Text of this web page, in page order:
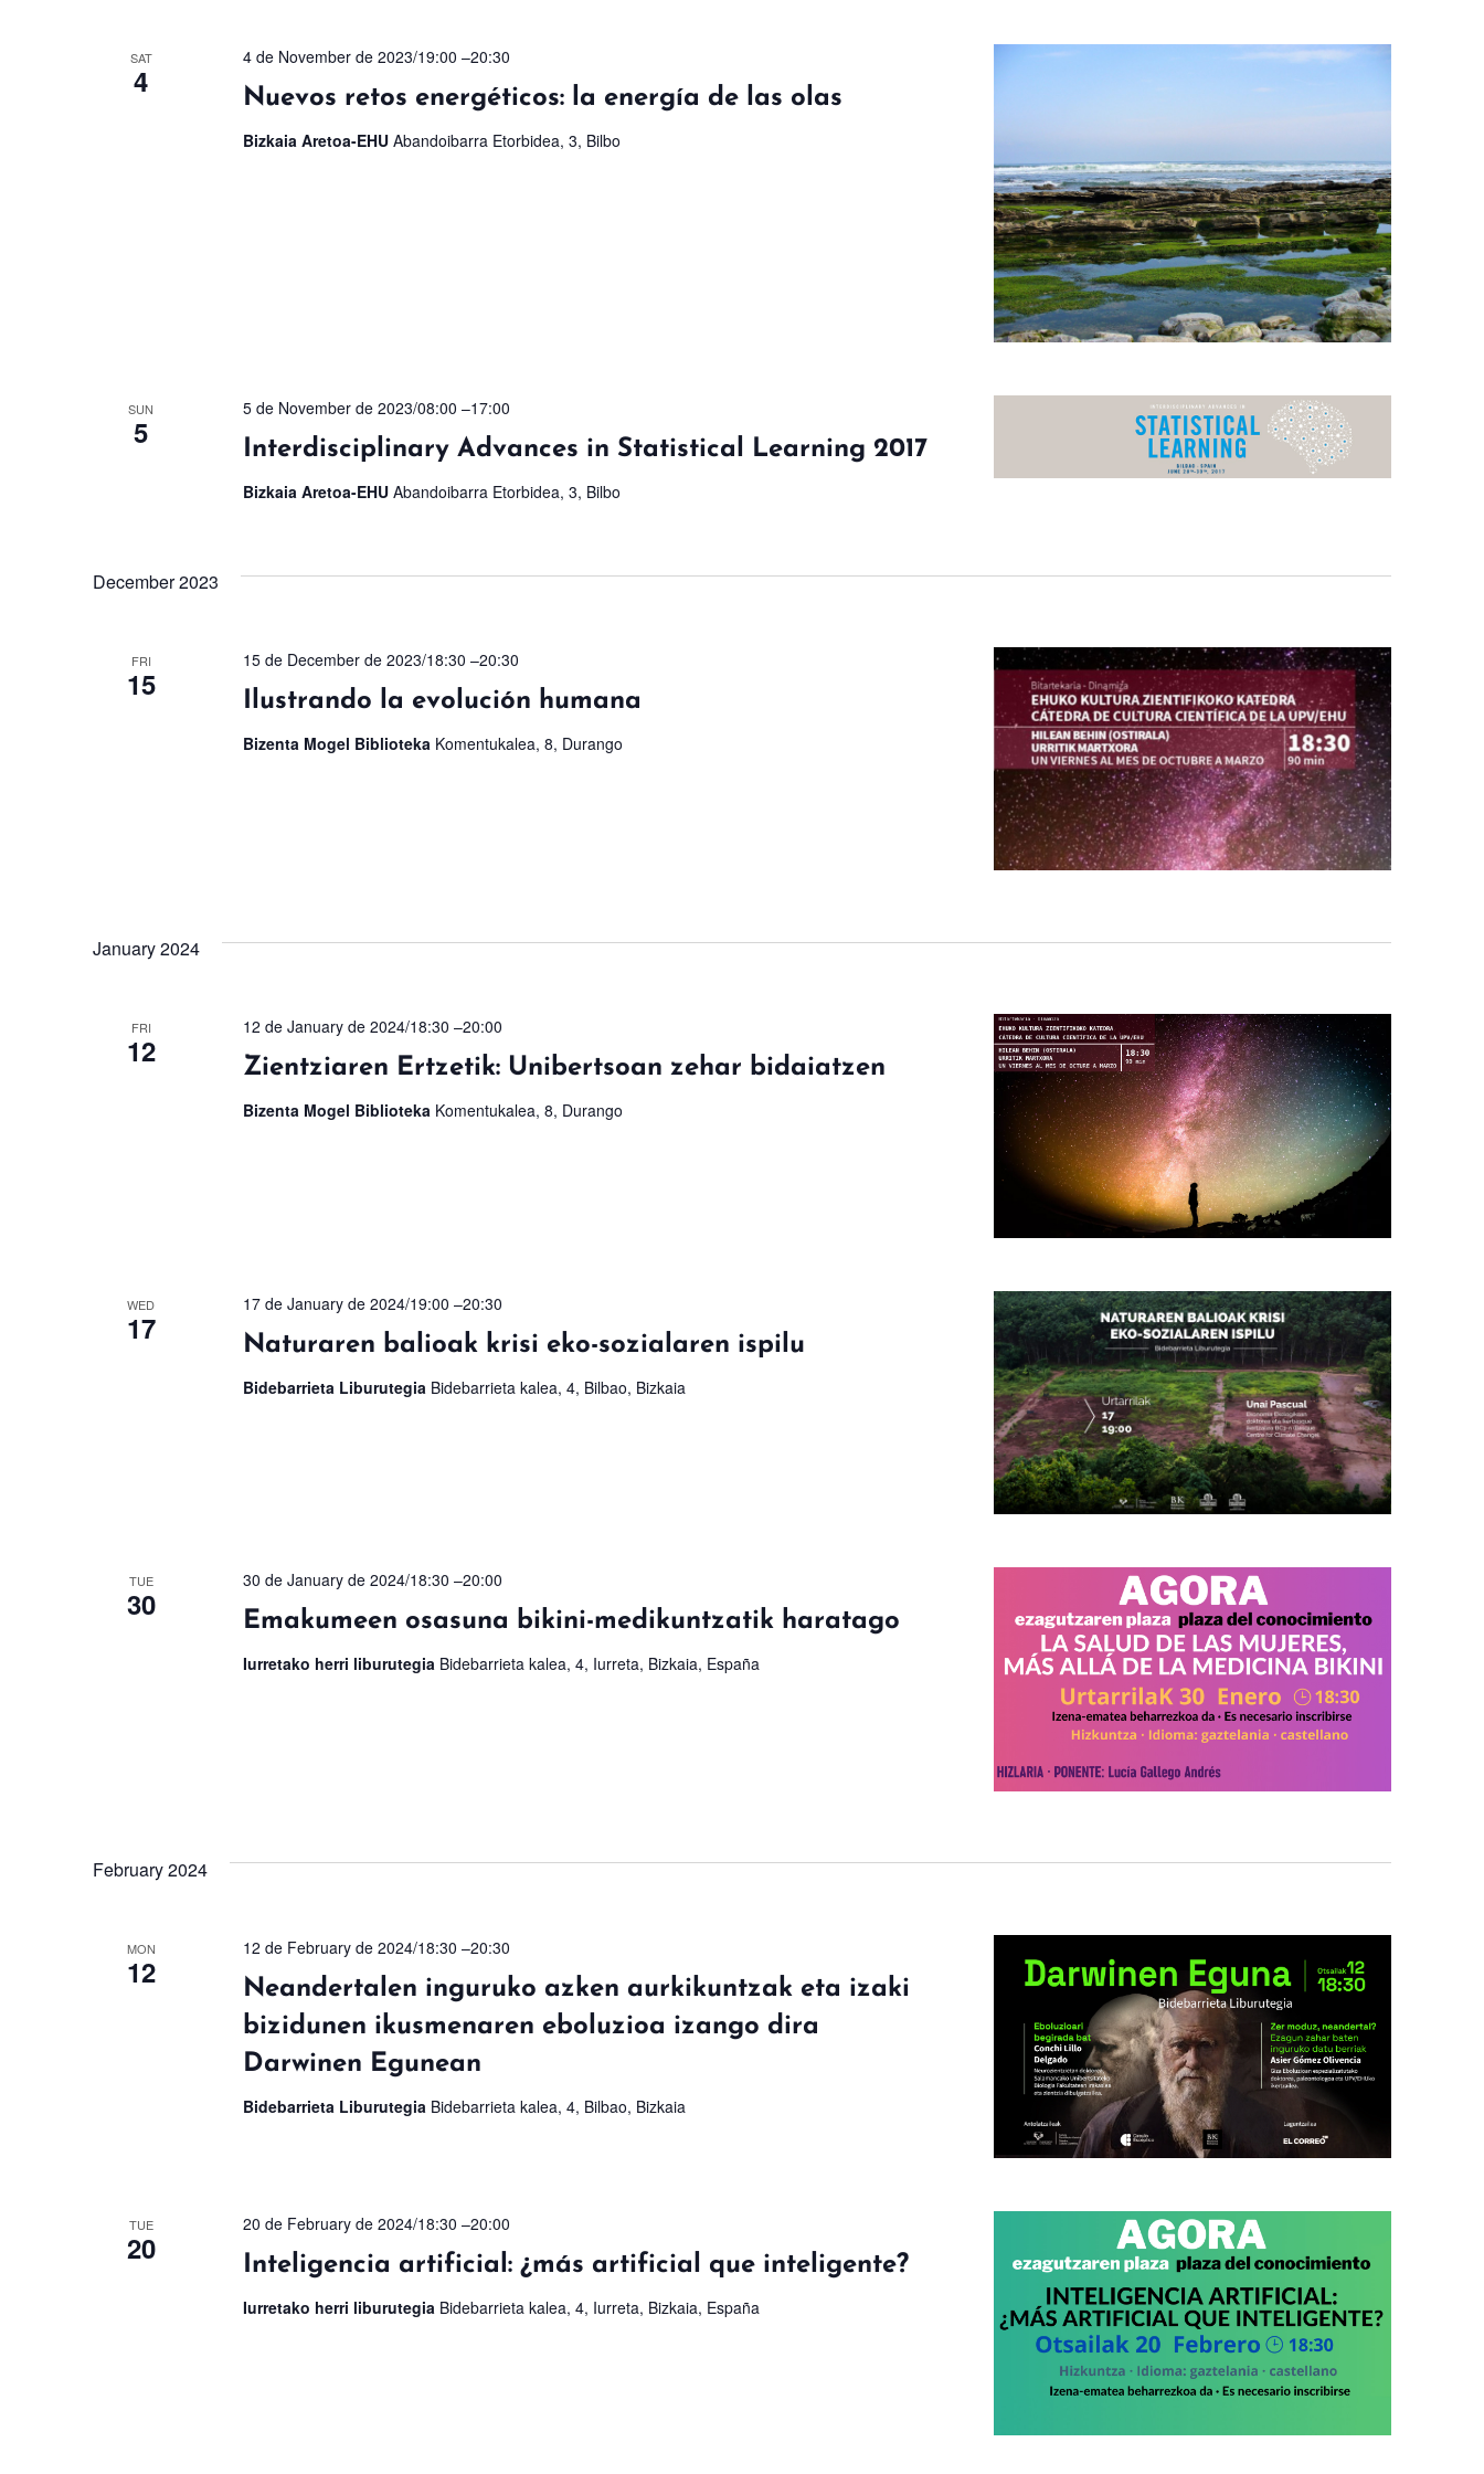
SAT
4
4 de November de 2023/19:00 –20:30
Nuevos retos energéticos: la energía de las olas
Bizkaia Aretoa-EHU Abandoibarra Etorbidea, 3, Bilbo
SUN
5
5 de November de 2023/08:00 –17:00
Interdisciplinary Advances in Statistical Learning 2017
Bizkaia Aretoa-EHU Abandoibarra Etorbidea, 3, Bilbo
December 2023
FRI
15
15 de December de 2023/18:30 –20:30
Ilustrando la evolución humana
Bizenta Mogel Biblioteka Komentukalea, 8, Durango
January 2024
FRI
12
12 de January de 2024/18:30 –20:00
Zientziaren Ertzetik: Unibertsoan zehar bidaiatzen
Bizenta Mogel Biblioteka Komentukalea, 8, Durango
WED
17
17 de January de 2024/19:00 –20:30
Naturaren balioak krisi eko-sozialaren ispilu
Bidebarrieta Liburutegia Bidebarrieta kalea, 4, Bilbao, Bizkaia
TUE
30
30 de January de 2024/18:30 –20:00
Emakumeen osasuna bikini-medikuntzatik haratago
Iurretako herri liburutegia Bidebarrieta kalea, 4, Iurreta, Bizkaia, España
February 2024
MON
12
12 de February de 2024/18:30 –20:30
Neandertalen inguruko azken aurkikuntzak eta izaki
bizidunen ikusmenaren eboluzioa izango dira
Darwinen Egunean
Bidebarrieta Liburutegia Bidebarrieta kalea, 4, Bilbao, Bizkaia
TUE
20
20 de February de 2024/18:30 –20:00
Inteligencia artificial: ¿más artificial que inteligente?
Iurretako herri liburutegia Bidebarrieta kalea, 4, Iurreta, Bizkaia, España